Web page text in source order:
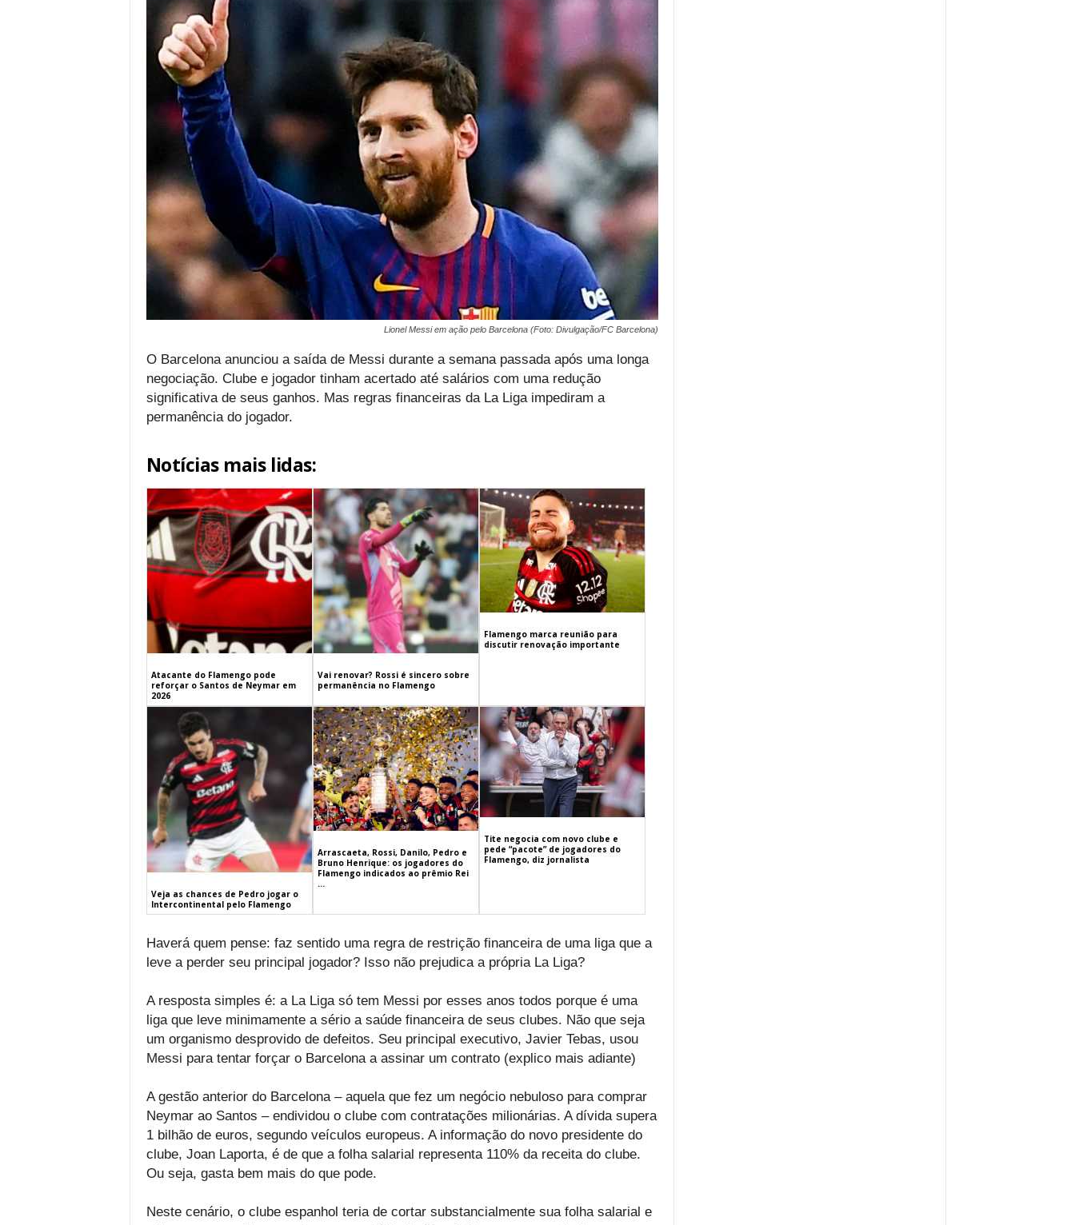
Lionel Messi em ação pelo Barcelona (Foto: Divulgação/FC Barcelona)
O Barcelona anunciou a saída de Messi durante a semana passada após uma longa
negociação. Clube e jogador tinham acertado até salários com uma redução
significativa de seus ganhos. Mas regras financeiras da La Liga impediram a
permanência do jogador.
Notícias mais lidas:
Atacante do Flamengo pode
reforçar o Santos de Neymar em
2026
Vai renovar? Rossi é sincero sobre
permanência no Flamengo
Flamengo marca reunião para
discutir renovação importante
Veja as chances de Pedro jogar o
Intercontinental pelo Flamengo
Arrascaeta, Rossi, Danilo, Pedro e
Bruno Henrique: os jogadores do
Flamengo indicados ao prêmio Rei
...
Tite negocia com novo clube e
pede “pacote” de jogadores do
Flamengo, diz jornalista
Haverá quem pense: faz sentido uma regra de restrição financeira de uma liga que a
leve a perder seu principal jogador? Isso não prejudica a própria La Liga?
A resposta simples é: a La Liga só tem Messi por esses anos todos porque é uma
liga que leve minimamente a sério a saúde financeira de seus clubes. Não que seja
um organismo desprovido de defeitos. Seu principal executivo, Javier Tebas, usou
Messi para tentar forçar o Barcelona a assinar um contrato (explico mais adiante)
A gestão anterior do Barcelona – aquela que fez um negócio nebuloso para comprar
Neymar ao Santos – endividou o clube com contratações milionárias. A dívida supera
1 bilhão de euros, segundo veículos europeus. A informação do novo presidente do
clube, Joan Laporta, é de que a folha salarial representa 110% da receita do clube.
Ou seja, gasta bem mais do que pode.
Neste cenário, o clube espanhol teria de cortar substancialmente sua folha salarial e